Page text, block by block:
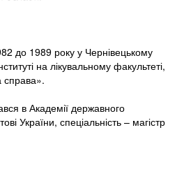
до 1989 року у Чернівецькому
на лікувальному факультеті,
справа».
в Академії державного
України, спеціальність – магістр